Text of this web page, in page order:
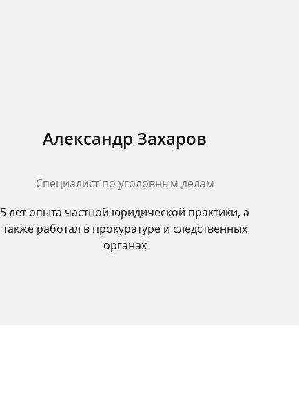
Александр Захаров
Специалист по уголовным делам
5 лет опыта частной юридической практики, а
также работал в прокуратуре и следственных
органах